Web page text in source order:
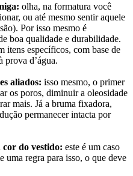
olha, na formatura você
ou até mesmo sentir aquele
Por isso mesmo é
boa qualidade e durabilidade.
itens específicos, com base de
prova d’água.
aliados: isso mesmo, o primer
os poros, diminuir a oleosidade
mais. Já a bruma fixadora,
permanecer intacta por
do vestido: este é um caso
uma regra para isso, o que deve